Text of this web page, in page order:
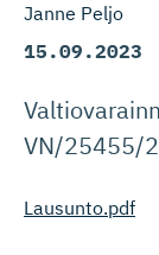
Janne Peljo
15.09.2023
VN/25455/
Lausunto.pdf